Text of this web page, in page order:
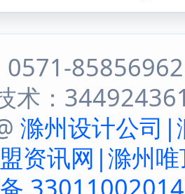
0571-
术：
滁州设计公司|
资讯网|滁州